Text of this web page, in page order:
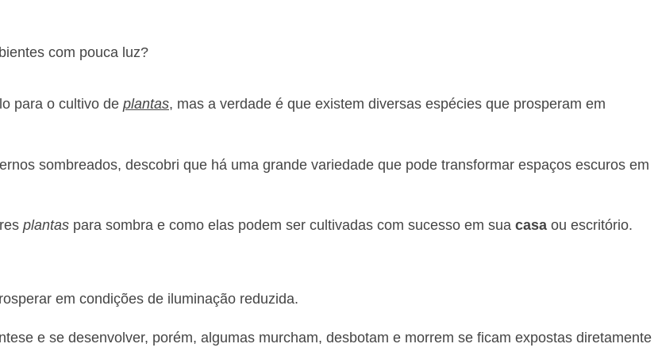
com pouca luz?
para o cultivo de plantas, mas a verdade é que existem diversas espécies que prosperam em
sombreados, descobri que há uma grande variedade que pode transformar espaços escuros em
plantas para sombra e como elas podem ser cultivadas com sucesso em sua casa ou escritório.
em condições de iluminação reduzida.
e se desenvolver, porém, algumas murcham, desbotam e morrem se ficam expostas diretamente